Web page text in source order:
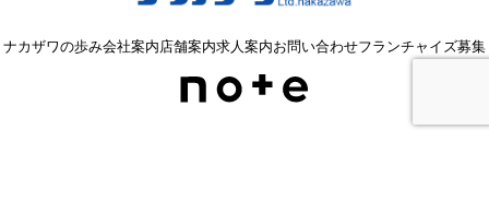
ナカザワの歩み会社案内店舗案内求人案内お問い合わせフランチャイズ募集